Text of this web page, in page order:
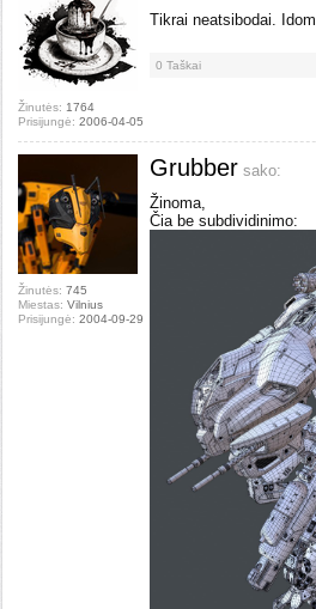
Žinutės: 1764
Prisijungė: 2006-04-05
Tikrai neatsibodai.
0 Taškai
Žinutės: 745
Miestas: Vilnius
Prisijungė: 2004-09-29
Grubber sako:
Žinoma,
Čia be subdividinimo: